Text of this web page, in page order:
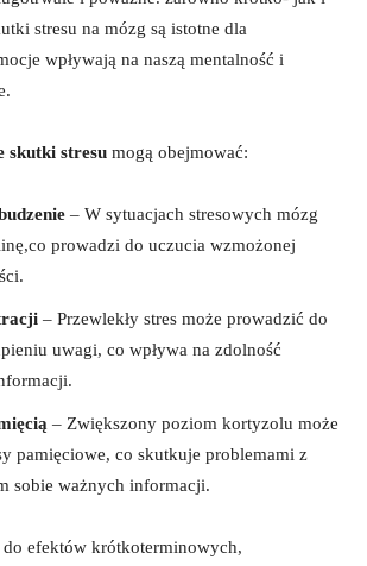
stresu na mózg są istotne dla
wpływają na naszą mentalność i
skutki stresu mogą obejmować:
– W sytuacjach stresowych mózg
prowadzi do uczucia wzmożonej
– Przewlekły stres może prowadzić do
uwagi, co wpływa na zdolność
– Zwiększony poziom kortyzolu może
pamięciowe, co skutkuje problemami z
sobie ważnych informacji.
efektów krótkoterminowych,